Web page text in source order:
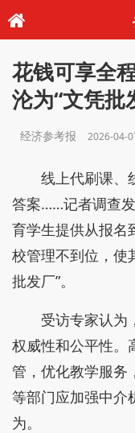
花钱可享全
沦为“文凭批
经济参考报 2026-04-
线上代刷课、
答案……记者调查
育学生提供从报名
校管理不到位，使
批发厂”。
受访专家认为
权威性和公平性。
管，优化教学服务
等部门应加强中介
为。